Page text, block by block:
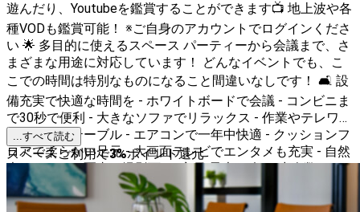
遊んだり、Youtubeを鑑賞することができます📺 地上波や各
種VODも鑑賞可能！ ※ご自身のアカウントでログインくださ
い 🌟 多目的に使えるスペース パーティーから会議まで、さ
まざまな用途に対応しています！ どんなイベントでも、こ
こでの時間は特別なものになること間違いなしです！ 🛋 設
備充実で快適な時間を - ホワイトボードで会議 - コンビニま
で30秒で便利 - 大きなソファでリラックス - 作業やテレワー
クが可能なテーブル - エアコンで一年中快適 - クッションフ
ロアで柔らかい足元 - 大画面テレビでエンタメも充実 - 自然
光できれいな写真も撮影可 👥 定員 最大12名！ 少人数から
大人数まで対応可能な広さでイベントにぴったりです！ ※定
員以上でのご利用は規約違反になり、即刻退場の上、違約金
...すべて読む
スペースご利用で3%ポイント還元